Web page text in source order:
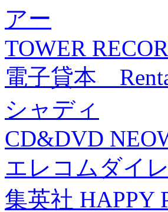
アー
TOWER
電子貸本
シャディ
CD&DVD
エレコムダイ
集英社 HAPPY